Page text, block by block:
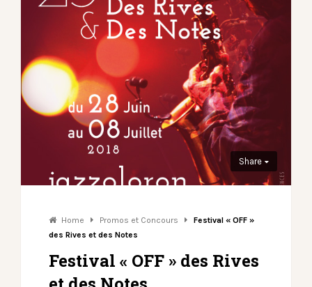
Share
Home Promos et Concours
Festival « OFF »
des Rives et des Notes
Festival « OFF » des Rives